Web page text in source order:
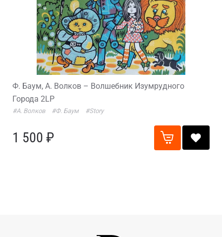
Ф. Баум, А. Волков – Волшебник Изумрудного
Города 2LP
#А. Волков #Ф. Баум #Story
1 500 ₽